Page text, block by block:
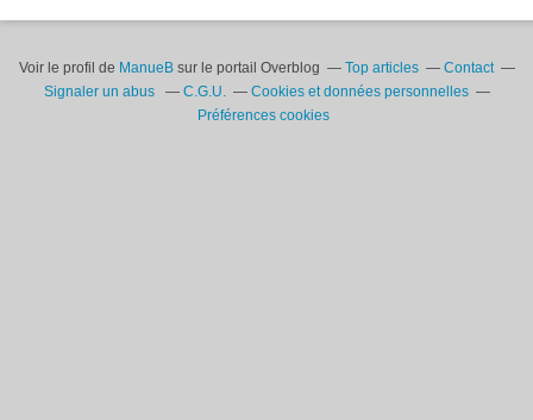
Voir le profil de ManueBsur le portail Overblog Top articles
Contact
Signaler un abus
C.G.U.
Cookies et données personnelles
Préférences cookies